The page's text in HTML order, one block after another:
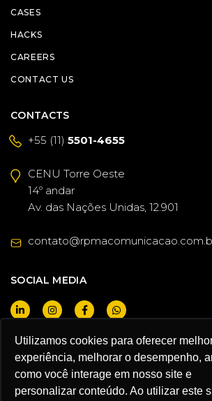
Utilizamos cookies para oferecer
experiência, melhorar o desempenho,
como você interage em nosso site e
personalizar conteúdo. Ao utilizar este
CASES
HACKS
CAREERS
CONTACT US
CONTACTS
+55 (11) 5501-4655
CENU Torre Oeste
14º andar
Av. das Nações Unidas, 12.901
SOCIAL MEDIA
I WANT TO BE A CLIENT